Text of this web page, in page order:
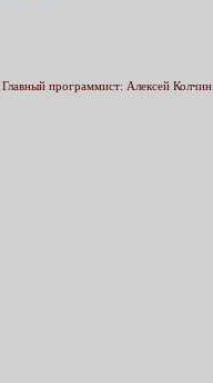
программист: Алексей Колчин.